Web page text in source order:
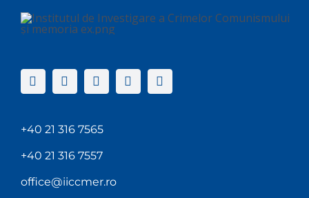
+40 21 316 7565
+40 21 316 7557
office@iiccmer.ro